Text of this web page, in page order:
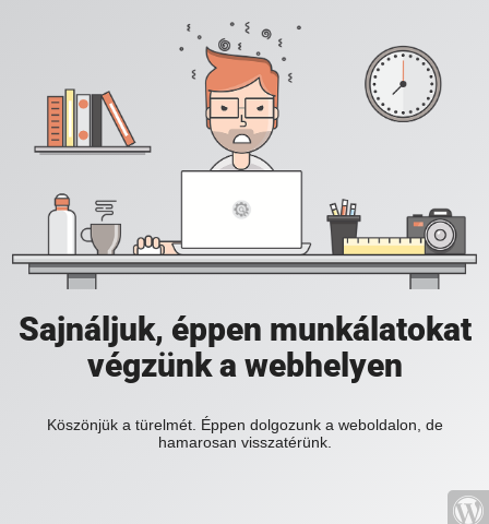
Sajnáljuk, éppen munkálatokat
végzünk a webhelyen
Köszönjük a türelmét. Éppen dolgozunk a weboldalon, de
hamarosan visszatérünk.